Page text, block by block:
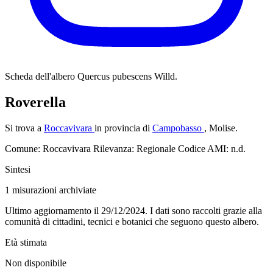
Scheda dell'albero Quercus pubescens Willd.
Roverella
Si trova a Roccavivara in provincia di Campobasso , Molise.
Comune: Roccavivara Rilevanza: Regionale Codice AMI: n.d.
Sintesi
1 misurazioni archiviate
Ultimo aggiornamento il 29/12/2024. I dati sono raccolti grazie alla
comunità di cittadini, tecnici e botanici che seguono questo albero.
Età stimata
Non disponibile